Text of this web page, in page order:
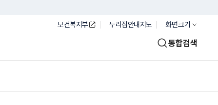
보건복지부
누리집안내지도 화면크기
통합검색